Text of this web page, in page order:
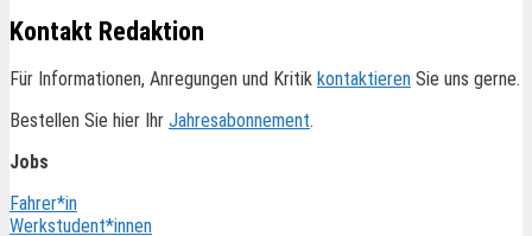
Kontakt Redaktion
Für Informationen, Anregungen und Kritik kontaktieren Sie uns gerne.
Bestellen Sie hier Ihr Jahresabonnement.
Jobs
Fahrer*in
Werkstudent*innen